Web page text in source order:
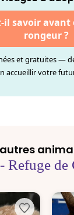
il savoir avant
rongeur ?
et gratuites —
accueillir votre
Refuge de